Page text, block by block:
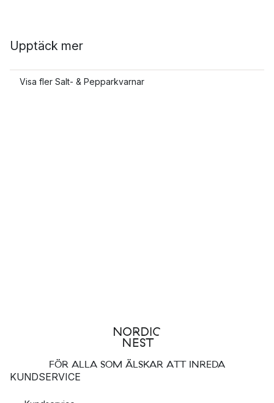
Upptäck mer
Visa fler Salt- & Pepparkvarnar
FÖR ALLA SOM ÄLSKAR ATT INREDA
KUNDSERVICE